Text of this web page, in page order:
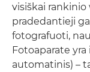
visiškai rankinio
pradedantieji
fotografuoti,
Fotoaparate
automatinis) –